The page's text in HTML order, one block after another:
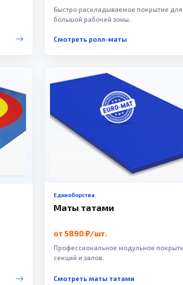
Быстро раскладываемое покрытие для
большой рабочей зоны.
Смотреть ролл-маты
Единоборства
Маты татами
от 5890 ₽/шт.
Профессиональное модульное
секций и залов.
Смотреть маты татами